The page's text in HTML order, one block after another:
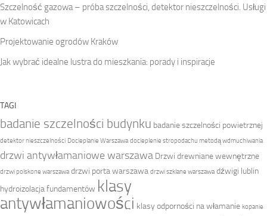
Szczelność gazowa – próba szczelności, detektor nieszczelności. Usługi
w Katowicach
Projektowanie ogrodów Kraków
Jak wybrać idealne lustra do mieszkania: porady i inspiracje
TAGI
badanie szczelności budynku badanie szczelności powietrznej
detektor nieszczelności Docieplanie Warszawa docieplenie stropodachu metodą wdmuchiwania
drzwi antywłamaniowe warszawa Drzwi drewniane wewnętrzne
drzwi polskone warszawa drzwi porta warszawa drzwi szklane warszawa dźwigi lublin
hydroizolacja fundamentów klasy
antywłamaniowości klasy odporności na włamanie kopanie